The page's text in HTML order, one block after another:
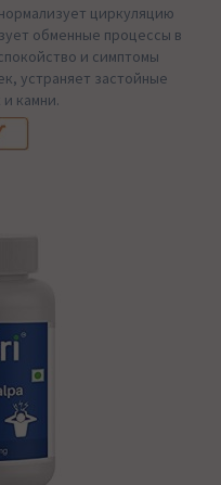
циркуляцию
обменные процессы в
и симптомы
устраняет застойные
камни.